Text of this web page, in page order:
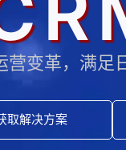
营变革，满足
取解决方案